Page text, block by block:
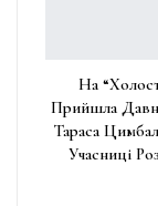
На
Прийшла
Тараса
Учасниці